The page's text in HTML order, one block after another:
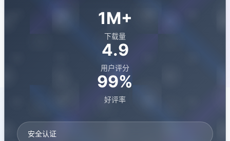
1M+
下载量
4.9
用户评分
99%
好评率
安全认证